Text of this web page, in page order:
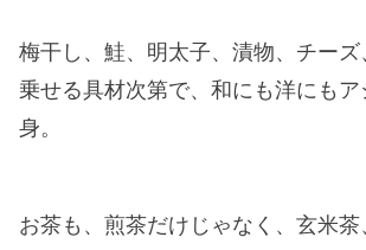
梅干し、鮭、明太子、漬物、チー
乗せる具材次第で、和にも洋にも
身。
お茶も、煎茶だけじゃなく、玄米